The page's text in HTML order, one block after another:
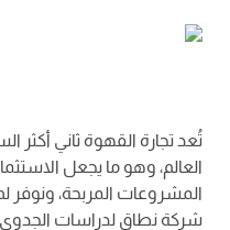
تُعد تجارة القهوة ثاني أكثر
العالم، وهو ما يجعل
المشروعات المربحة،
شركة نطاق لدراسات الجدوى